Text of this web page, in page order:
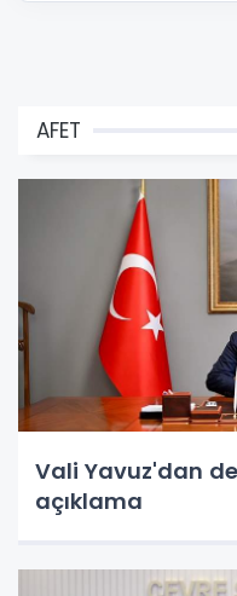
AFET
Vali Yavuz'dan
açıklama